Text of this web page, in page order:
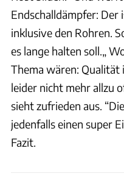
Endschalldämpfer: Der
inklusive den Rohren.
es lange halten soll.„
Thema wären: Qualität
leider nicht mehr allzu
sieht zufrieden aus.
jedenfalls einen super
Fazit.